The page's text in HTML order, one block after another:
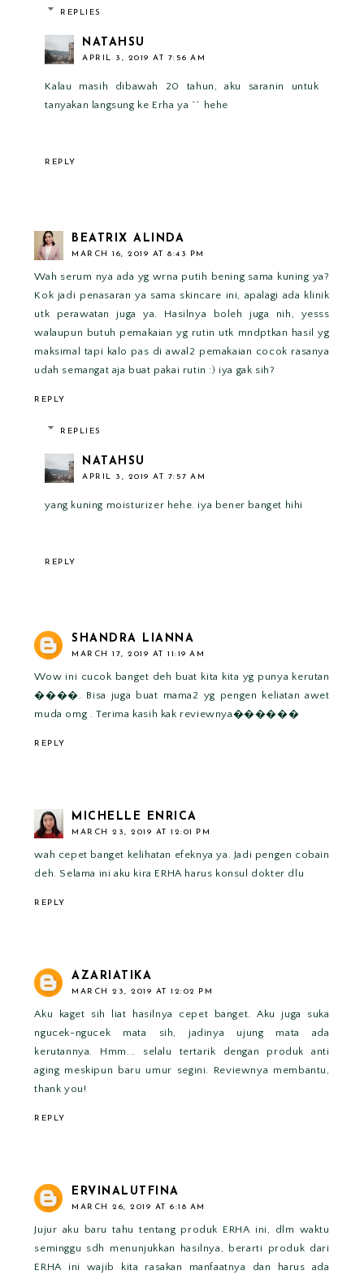
REPLIES
NATAHSU
APRIL 3, 2019 AT 7:56 AM
Kalau masih dibawah 20 tahun, aku saranin untuk
tanyakan langsung ke Erha ya ^^ hehe
REPLY
BEATRIX ALINDA
MARCH 16, 2019 AT 8:43 PM
Wah serum nya ada yg wrna putih bening sama kuning ya?
Kok jadi penasaran ya sama skincare ini, apalagi ada klinik
utk perawatan juga ya. Hasilnya boleh juga nih, yesss
walaupun butuh pemakaian yg rutin utk mndptkan hasil yg
maksimal tapi kalo pas di awal2 pemakaian cocok rasanya
udah semangat aja buat pakai rutin :) iya gak sih?
REPLY
REPLIES
NATAHSU
APRIL 3, 2019 AT 7:57 AM
yang kuning moisturizer hehe. iya bener banget hihi
REPLY
SHANDRA LIANNA
MARCH 17, 2019 AT 11:19 AM
Wow ini cucok banget deh buat kita kita yg punya kerutan
����. Bisa juga buat mama2 yg pengen keliatan awet
muda omg . Terima kasih kak reviewnya������
REPLY
MICHELLE ENRICA
MARCH 23, 2019 AT 12:01 PM
wah cepet banget kelihatan efeknya ya. Jadi pengen cobain
deh. Selama ini aku kira ERHA harus konsul dokter dlu
REPLY
AZARIATIKA
MARCH 23, 2019 AT 12:02 PM
Aku kaget sih liat hasilnya cepet banget. Aku juga suka
ngucek-ngucek mata sih, jadinya ujung mata ada
kerutannya. Hmm... selalu tertarik dengan produk anti
aging meskipun baru umur segini. Reviewnya membantu,
thank you!
REPLY
ERVINALUTFINA
MARCH 26, 2019 AT 6:18 AM
Jujur aku baru tahu tentang produk ERHA ini, dlm waktu
seminggu sdh menunjukkan hasilnya, berarti produk dari
ERHA ini wajib kita rasakan manfaatnya dan harus ada